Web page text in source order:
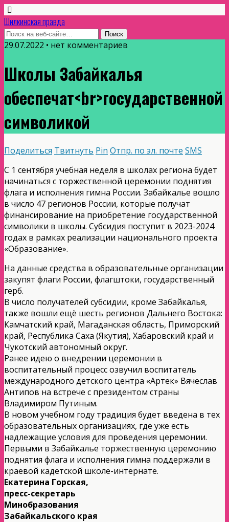
Шилкинская правда
29.07.2022 • нет комментариев
Школы Забайкалья
обеспечат<br>государственной
символикой
Поделиться Твитнуть Pin Отпр. по эл. почте SMS
С 1 сентября учебная неделя в школах региона будет
начинаться с торжественной церемонии поднятия
флага и исполнения гимна России. Забайкалье вошло
в число 47 регионов России, которые получат
финансирование на приобретение государственной
символики в школы. Субсидия поступит в 2023-2024
годах в рамках реализации национального проекта
«Образование».
На данные средства в образовательные организации
закупят флаги России, флагштоки, государственный
герб.
В число получателей субсидии, кроме Забайкалья,
также вошли ещё шесть регионов Дальнего Востока:
Камчатский край, Магаданская область, Приморский
край, Республика Саха (Якутия), Хабаровский край и
Чукотский автономный округ.
Ранее идею о внедрении церемонии в
воспитательный процесс озвучил воспитатель
международного детского центра «Артек» Вячеслав
Антипов на встрече с президентом страны
Владимиром Путиным.
В новом учебном году традиция будет введена в тех
образовательных организациях, где уже есть
надлежащие условия для проведения церемонии.
Первыми в Забайкалье торжественную церемонию
поднятия флага и исполнения гимна поддержали в
краевой кадетской школе-интернате.
Екатерина Горская,
пресс-секретарь
Минобразования
Забайкальского края